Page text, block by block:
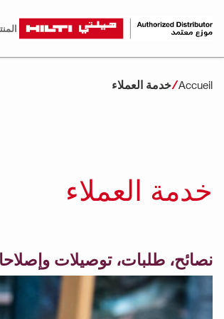
Accueil خدمة العملاء
خدمة العملاء
نصائح، طلبات، توصيلات